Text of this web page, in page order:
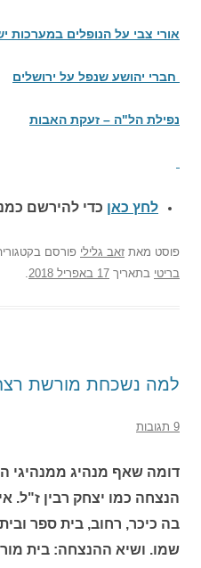
אורי צבי על הנופלים במערכות
חברי יהושע שנפל על ירושלים
נפילת הל"ה – זעקת האבות
לחץ כאן כדי להירשם כ
פוסט מאת זאב גלילי פורסם
בריטי בתאריך 17 באפריל 2018 .
למה נשכחת מורשת
9 תגובות
דומה שאף מנהיג ממנהיגי
הנצחה כמו יצחק רבין ז"ל.
בה כיכר, רחוב, בית ספר
שמו. ושיא ההנצחה: בית